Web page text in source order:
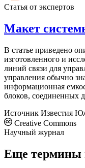
Статья от экспертов
Макет
В статье приведено
изготовленного и
линий связи для
управления обычно
информационная
блоков, соединенных
Источник Известия
Creative Commons
Научный журнал
Еще термины